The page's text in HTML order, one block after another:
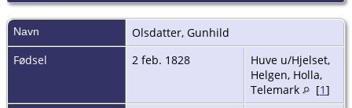
Navn Olsdatter, Gunhild
Fødsel
2 feb. 1828
Huve u/Hjelset,
Helgen, Holla,
Telemark
[1]